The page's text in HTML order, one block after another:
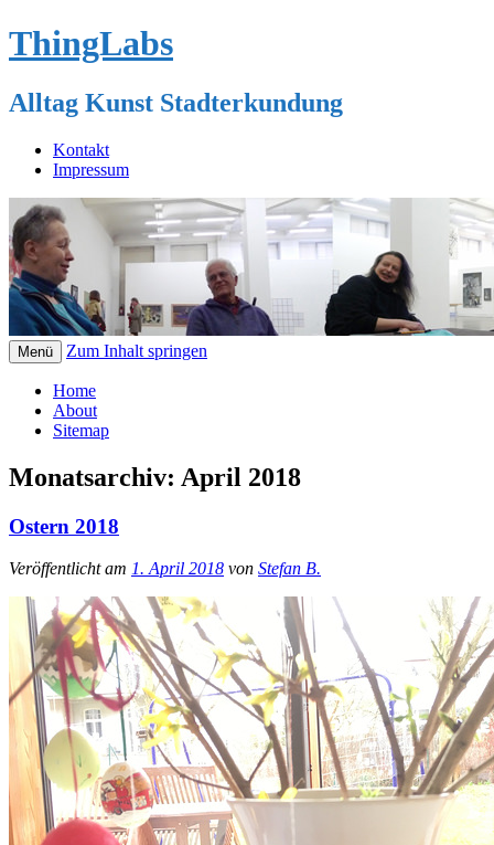
ThingLabs
Alltag Kunst Stadterkundung
Kontakt
Impressum
Menü Zum Inhalt springen
Home
About
Sitemap
Monatsarchiv: April 2018
Ostern 2018
Veröffentlicht am 1. April 2018 von Stefan B.